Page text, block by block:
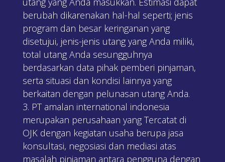
berubah dikarenakan hal-hal seperti; jenis
program dan besar keringanan yang
disetujui, jenis-jenis utang yang Anda miliki,
total utang Anda sesungguhnya
berdasarkan data pihak pemberi pinjaman,
serta situasi dan kondisi lainnya yang
berkaitan dengan pelunasan utang Anda.
PT amalan international indonesia
merupakan perusahaan yang Tercatat di
OJK dengan kegiatan usaha berupa jasa
konsultasi, negosiasi dan mediasi atas
masalah pinjaman antara pengguna dengan